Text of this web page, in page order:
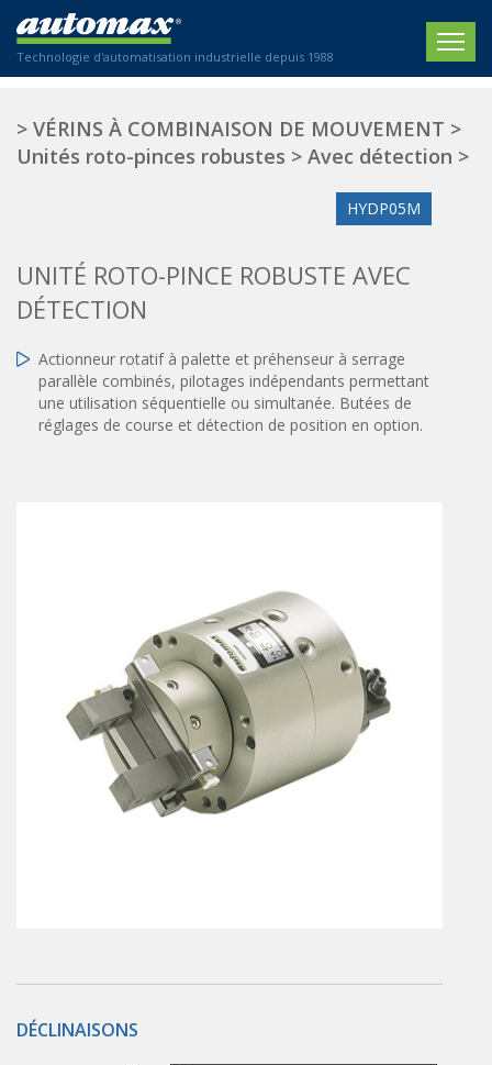
Technologie d'automatisation industrielle depuis 1988
ACCUEIL
SOCIÉTÉ
Actionneurs électriques
Actionneurs standardisés
Amortisseurs hydrauliques
Régulateurs hydrauliques
Joints tournants
CONTRÔLE DES FLUIDES
Auxiliaires de ligne
Auxiliaires de raccordement
Électrovannes tous fluides
DISTRIBUTEURS
Commande pneumatique
SECTEURS
Imprimerie
Plasturgie
Nous sommes heureux de vous conseiller !
+33 0 254 553 811
> VÉRINS À COMBINAISON DE MOUVEMENT >
Unités roto-pinces robustes > Avec détection >
HYDP05M
UNITÉ ROTO-PINCE ROBUSTE AVEC
DÉTECTION
Actionneur rotatif à palette et préhenseur à serrage
parallèle combinés, pilotages indépendants permettant
une utilisation séquentielle ou simultanée. Butées de
réglages de course et détection de position en option.
DÉCLINAISONS